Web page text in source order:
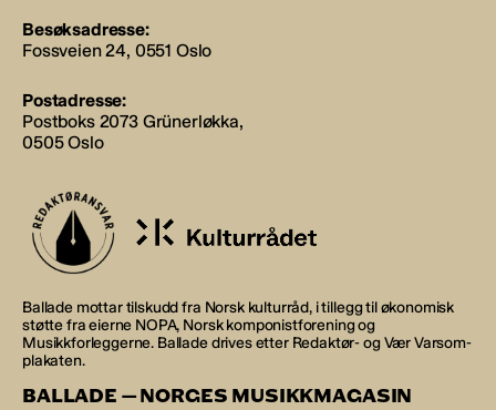
Besøksadresse:
Fossveien 24, 0551 Oslo
Postadresse:
Postboks 2073 Grünerløkka,
0505 Oslo
Ballade mottar tilskudd fra Norsk kulturråd, i tillegg til økonomisk
støtte fra eierne NOPA, Norsk komponistforening og
Musikkforleggerne. Ballade drives etter Redaktør- og Vær Varsom-
plakaten.
BALLADE — NORGES MUSIKKMAGASIN